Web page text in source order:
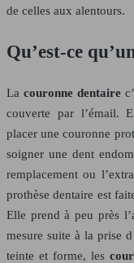
de celles aux alentours.
Qu’est-ce
La couronne dentaire
couverte par l’émail.
placer une couronne
soigner une dent
remplacement ou
prothèse dentaire est
Elle prend à peu près
mesure suite à la prise
teinte et forme, les